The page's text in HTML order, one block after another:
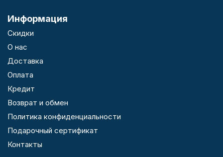
Информация
Скидки
О нас
Доставка
Оплата
Кредит
Возврат и обмен
Политика конфиденциальности
Подарочный сертификат
Контакты